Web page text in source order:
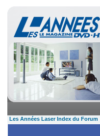
Les Années Laser Index du Forum